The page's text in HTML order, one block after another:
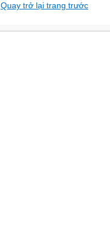
Quay trở lại trang trước